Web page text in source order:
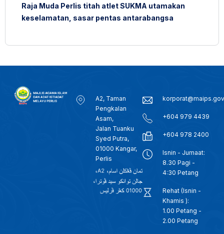
Raja Muda Perlis titah atlet SUKMA utamakan
keselamatan, sasar pentas antarabangsa
A2, Taman
Pengkalan
Asam,
Jalan Tuanku
Syed Putra,
01000 Kangar,
Perlis
+604 979 4439
+604 978 2400
Isnin - Jumaat:
8.30 Pagi -
4:30 Petang
Rehat (Isnin -
Khamis ):
1.00 Petang -
2.00 Petang